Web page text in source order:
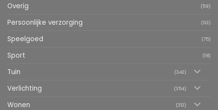
Overig (59)
Persoonlijke verzorging (63)
Speelgoed (75)
Sport (18)
Tuin (342)
Verlichting (354)
Wonen (312)